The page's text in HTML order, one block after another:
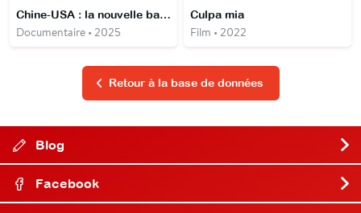
Chine-USA : la nouvelle bataille du Pacifique
Documentaire • 2025
Culpa mia
Film • 2022
Retour à la base de données
Blog
Facebook